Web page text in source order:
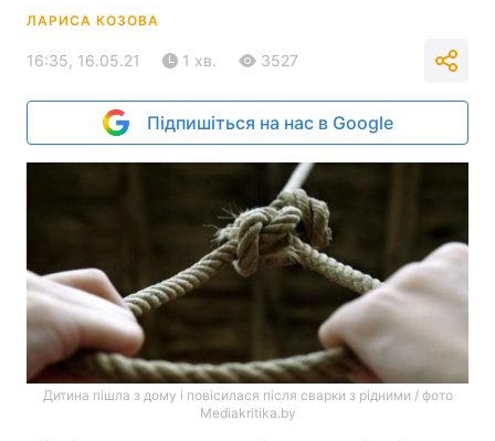
ЛАРИСА КОЗОВА
16:35, 16.05.21 1 хв. 3527
Підпишіться на нас в Google
Дитина пішла з дому і повісилася після сварки з рідними / фото
Mediakritika.by